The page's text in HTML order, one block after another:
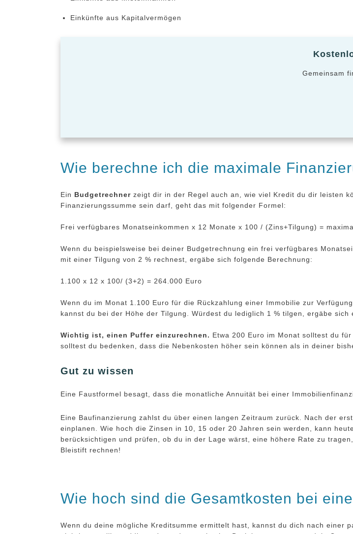
Einkünfte aus Kapitalvermögen
Gemeinsam
Wie berechne ich die maximale
Ein Budgetrechner zeigt dir in der Regel auch an, wie viel Kredit du dir leisten
Finanzierungssumme sein darf, geht das mit folgender Formel:
Frei verfügbares Monatseinkommen x 12 Monate x 100 / (Zins+Tilgung) =
Wenn du beispielsweise bei deiner Budgetrechnung ein frei verfügbares
mit einer Tilgung von 2 % rechnest, ergäbe sich folgende Berechnung:
1.100 x 12 x 100/ (3+2) = 264.000 Euro
Wenn du im Monat 1.100 Euro für die Rückzahlung einer Immobilie zur
kannst du bei der Höhe der Tilgung. Würdest du lediglich 1 % tilgen, ergäbe sich
Wichtig ist, einen Puffer einzurechnen. Etwa 200 Euro im Monat solltest du
solltest du bedenken, dass die Nebenkosten höher sein können als in deiner
Gut zu wissen
Eine Faustformel besagt, dass die monatliche Annuität bei einer
Eine Baufinanzierung zahlst du über einen langen Zeitraum zurück. Nach der
einplanen. Wie hoch die Zinsen in 10, 15 oder 20 Jahren sein werden, kann
berücksichtigen und prüfen, ob du in der Lage wärst, eine höhere Rate zu
Bleistift rechnen!
Wie hoch sind die Gesamtkosten bei
Wenn du deine mögliche Kreditsumme ermittelt hast, kannst du dich nach einer